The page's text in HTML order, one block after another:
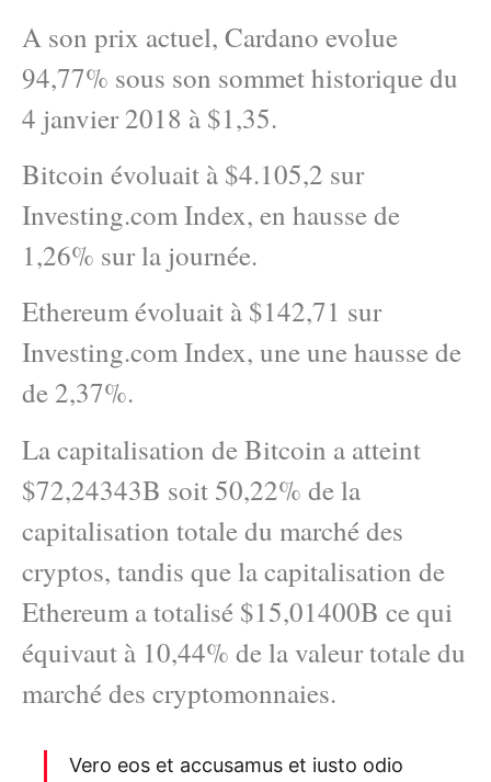
A son prix actuel, Cardano evolue
94,77% sous son sommet historique du
4 janvier 2018 à $1,35.
Bitcoin évoluait à $4.105,2 sur
Investing.com Index, en hausse de
1,26% sur la journée.
Ethereum évoluait à $142,71 sur
Investing.com Index, une une hausse de
de 2,37%.
La capitalisation de Bitcoin a atteint
$72,24343B soit 50,22% de la
capitalisation totale du marché des
cryptos, tandis que la capitalisation de
Ethereum a totalisé $15,01400B ce qui
équivaut à 10,44% de la valeur totale du
marché des cryptomonnaies.
Vero eos et accusamus et iusto odio